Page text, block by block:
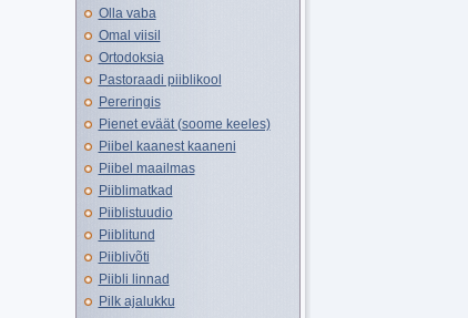
Olla vaba
Omal viisil
Ortodoksia
Pastoraadi piiblikool
Pereringis
Pienet eväät (soome keeles)
Piibel kaanest kaaneni
Piibel maailmas
Piiblimatkad
Piiblistuudio
Piiblitund
Piiblivõti
Piibli linnad
Pilk ajalukku